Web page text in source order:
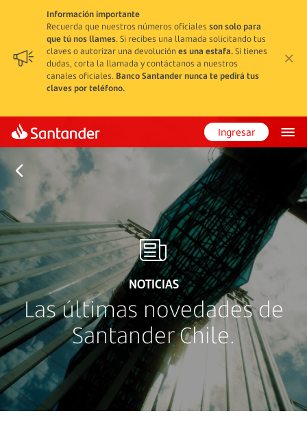
Información importante
Recuerda que nuestros números oficiales son solo para
que tú nos llames. Si recibes una llamada solicitando tus
claves o autorizar una devoluciónes una estafa.Si tienes
dudas, corta la llamada y contáctanos a nuestros
canales oficiales. Banco Santander nunca te pedirá tus
claves por teléfono.
Ingresar
NOTICIAS
Las últimas novedades de
Santander Chile.